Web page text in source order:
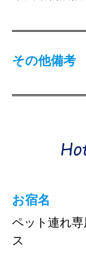
その他備考
お宿名
ペット連れ
ス